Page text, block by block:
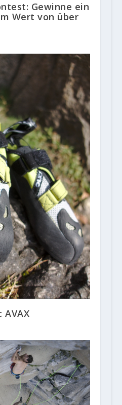
Gewinne ein
Wert von über